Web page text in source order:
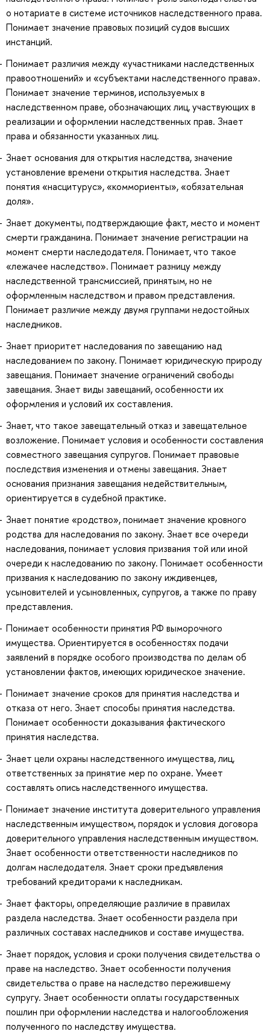
о нотариате в системе источников наследственного права.
Понимает значение правовых позиций судов высших
инстанций.
Понимает различия между «участниками наследственных
правоотношений» и «субъектами наследственного права».
Понимает значение терминов, используемых в
наследственном праве, обозначающих лиц, участвующих в
реализации и оформлении наследственных прав. Знает
права и обязанности указанных лиц.
Знает основания для открытия наследства, значение
установление времени открытия наследства. Знает
понятия «насцитурус», «коммориенты», «обязательная
доля».
Знает документы, подтверждающие факт, место и момент
смерти гражданина. Понимает значение регистрации на
момент смерти наследодателя. Понимает, что такое
«лежачее наследство». Понимает разницу между
наследственной трансмиссией, принятым, но не
оформленным наследством и правом представления.
Понимает различие между двумя группами недостойных
наследников.
Знает приоритет наследования по завещанию над
наследованием по закону. Понимает юридическую природу
завещания. Понимает значение ограничений свободы
завещания. Знает виды завещаний, особенности их
оформления и условий их составления.
Знает, что такое завещательный отказ и завещательное
возложение. Понимает условия и особенности составления
совместного завещания супругов. Понимает правовые
последствия изменения и отмены завещания. Знает
основания признания завещания недействительным,
ориентируется в судебной практике.
Знает понятие «родство», понимает значение кровного
родства для наследования по закону. Знает все очереди
наследования, понимает условия призвания той или иной
очереди к наследованию по закону. Понимает особенности
призвания к наследованию по закону иждивенцев,
усыновителей и усыновленных, супругов, а также по праву
представления.
Понимает особенности принятия РФ выморочного
имущества. Ориентируется в особенностях подачи
заявлений в порядке особого производства по делам об
установлении фактов, имеющих юридическое значение.
Понимает значение сроков для принятия наследства и
отказа от него. Знает способы принятия наследства.
Понимает особенности доказывания фактического
принятия наследства.
Знает цели охраны наследственного имущества, лиц,
ответственных за принятие мер по охране. Умеет
составлять опись наследственного имущества.
Понимает значение института доверительного управления
наследственным имуществом, порядок и условия договора
доверительного управления наследственным имуществом.
Знает особенности ответственности наследников по
долгам наследодателя. Знает сроки предъявления
требований кредиторами к наследникам.
Знает факторы, определяющие различие в правилах
раздела наследства. Знает особенности раздела при
различных составах наследников и составе имущества.
Знает порядок, условия и сроки получения свидетельства о
праве на наследство. Знает особенности получения
свидетельства о праве на наследство пережившему
супругу. Знает особенности оплаты государственных
пошлин при оформлении наследства и налогообложения
полученного по наследству имущества.